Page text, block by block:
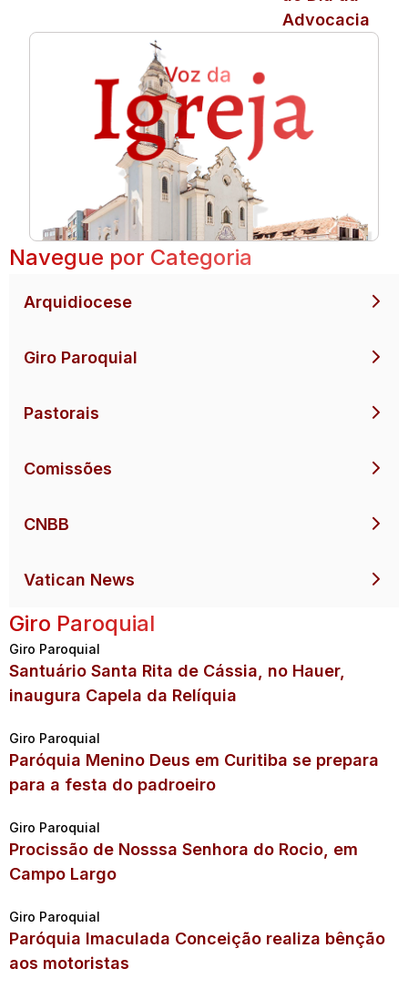
Advocacia
Navegue por Categoria
Arquidiocese
Giro Paroquial
Pastorais
Comissões
CNBB
Vatican News
Giro Paroquial
Giro Paroquial
Santuário Santa Rita de Cássia, no Hauer,
inaugura Capela da Relíquia
Giro Paroquial
Paróquia Menino Deus em Curitiba se prepara
para a festa do padroeiro
Giro Paroquial
Procissão de Nosssa Senhora do Rocio, em
Campo Largo
Giro Paroquial
Paróquia Imaculada Conceição realiza bênção
aos motoristas